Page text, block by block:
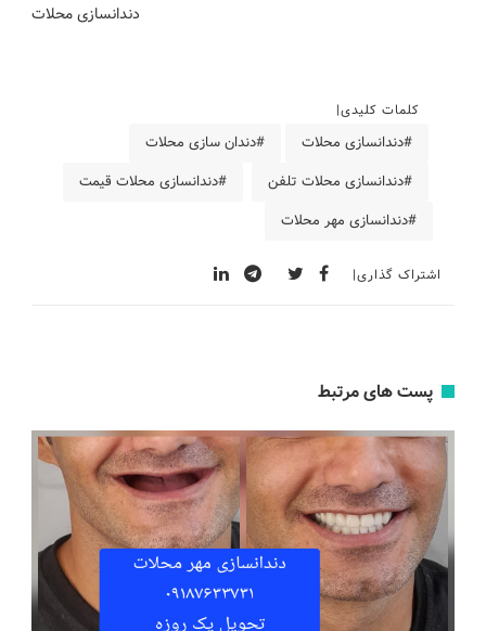
دندانسازی محلات
کلمات کلیدی
#دندانسازی محلات
#دندان سازی محلات
#دندانسازی محلات تلفن
#دندانسازی محلات قیمت
#دندانسازی مهر محلات
اشتراک گذاری
پست های مرتبط